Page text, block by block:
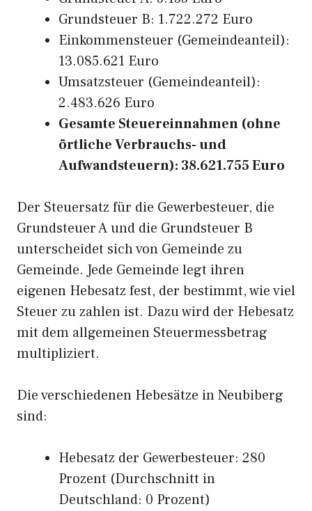
Grundsteuer B: 1.722.272 Euro
Einkommensteuer (Gemeindeanteil):
13.085.621 Euro
Umsatzsteuer (Gemeindeanteil):
2.483.626 Euro
Gesamte Steuereinnahmen (ohne
örtliche Verbrauchs- und
Aufwandsteuern): 38.621.755 Euro
Der Steuersatz für die Gewerbesteuer, die
Grundsteuer A und die Grundsteuer B
unterscheidet sich von Gemeinde zu
Gemeinde. Jede Gemeinde legt ihren
eigenen Hebesatz fest, der bestimmt, wie viel
Steuer zu zahlen ist. Dazu wird der Hebesatz
mit dem allgemeinen Steuermessbetrag
multipliziert.
Die verschiedenen Hebesätze in Neubiberg
sind:
Hebesatz der Gewerbesteuer: 280
Prozent (Durchschnitt in
Deutschland: 0 Prozent)